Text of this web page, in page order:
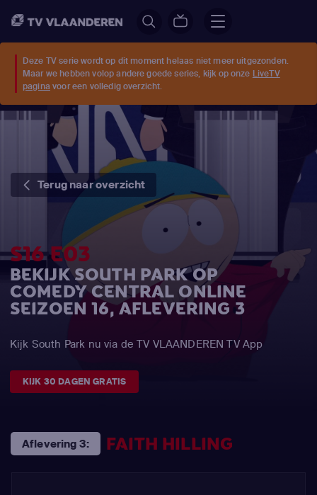
Deze TV serie wordt op dit moment helaas niet meer uitgezonden.
Maar we hebben volop andere goede series, kijk op onze LiveTV
pagina voor een volledig overzicht.
Terug naar overzicht
S16 E03
BEKIJK SOUTH PARK OP
COMEDY CENTRAL ONLINE
SEIZOEN 16, AFLEVERING 3
Kijk South Park nu via de TV VLAANDEREN TV App
KIJK 30 DAGEN GRATIS
Aflevering 3: FAITH HILLING